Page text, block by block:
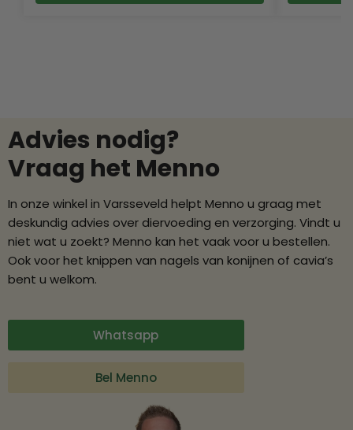
Advies nodig?
Vraag het Menno
In onze winkel in Varsseveld helpt Menno u graag met
deskundig advies over diervoeding en verzorging. Vindt u
niet wat u zoekt? Menno kan het vaak voor u bestellen.
Ook voor het knippen van nagels van konijnen of cavia’s
bent u welkom.
Whatsapp
Bel Menno